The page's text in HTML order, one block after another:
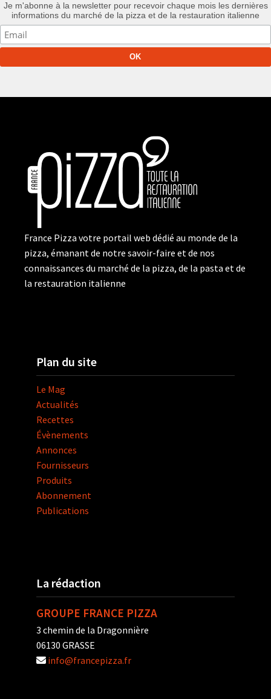
Je m'abonne à la newsletter pour recevoir chaque mois les dernières
informations du marché de la pizza et de la restauration italienne
France Pizza votre portail web dédié au monde de la
pizza, émanant de notre savoir-faire et de nos
connaissances du marché de la pizza, de la pasta et de
la restauration italienne
Plan du site
Le Mag
Actualités
Recettes
Évènements
Annonces
Fournisseurs
Produits
Abonnement
Publications
La rédaction
GROUPE FRANCE PIZZA
3 chemin de la Dragonnière
06130 GRASSE
info@francepizza.fr